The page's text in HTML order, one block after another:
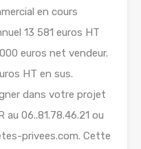
en cours
13 581 euros HT
euros net vendeur.
HT en sus.
dans votre projet
06..81.78.46.21 ou
privees.com. Cette